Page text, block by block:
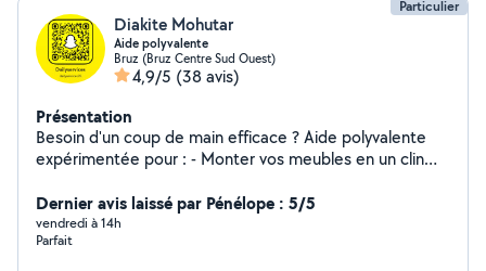
Particulier
Diakite Mohutar
Aide polyvalente
Bruz (Bruz Centre Sud Ouest)
4,9/5 (38 avis)
Présentation
Besoin d'un coup de main efficace ? Aide polyvalente
expérimentée pour : - Monter vos meubles en un clin
mesure, - Rénover vos murs (peinture intérieure), -
Régler vos petits soucis de bricolage, - Entretenir votre
jardin (tonte, taille légère). Travail soigné, sans dégâts ni
Dernier avis laissé par Pénélope : 5/5
vendredi à 14h
Parfait